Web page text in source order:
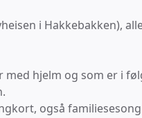
i Hakkebakken),
hjelm og som er i
også